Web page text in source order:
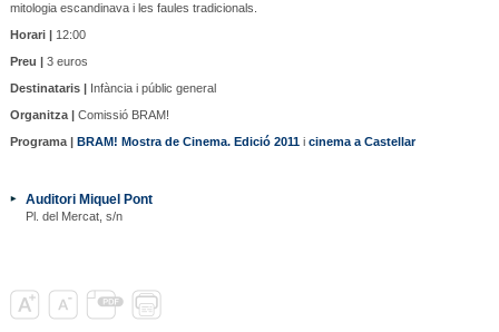
mitologia escandinava i les faules tradicionals.
Horari |12:00
Preu |3 euros
Destinataris |Infància i públic general
Organitza |Comissió BRAM!
Programa | BRAM! Mostra de Cinema. Edició 2011i cinema a Castellar
Auditori Miquel Pont
Pl. del Mercat, s/n